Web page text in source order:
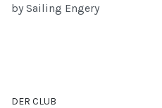
by Sailing Engery
DER CLUB